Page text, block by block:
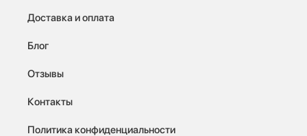
Доставка и оплата
Блог
Отзывы
Контакты
Политика конфиденциальности